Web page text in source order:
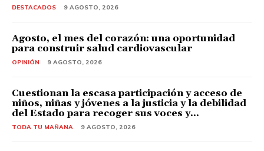
DESTACADOS 9 AGOSTO, 2026
Agosto, el mes del corazón: una oportunidad
para construir salud cardiovascular
OPINIÓN 9 AGOSTO, 2026
Cuestionan la escasa participación y acceso de
niños, niñas y jóvenes a la justicia y la debilidad
del Estado para recoger sus voces y...
TODA TU MAÑANA 9 AGOSTO, 2026